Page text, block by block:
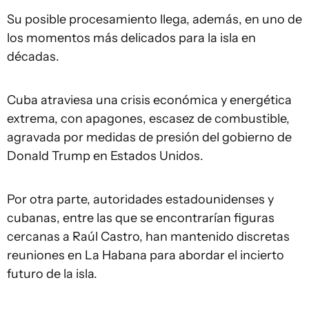
Su posible procesamiento llega, además, en uno de
los momentos más delicados para la isla en
décadas.
Cuba atraviesa una crisis económica y energética
extrema, con apagones, escasez de combustible,
agravada por medidas de presión del gobierno de
Donald Trump en Estados Unidos.
Por otra parte, autoridades estadounidenses y
cubanas, entre las que se encontrarían figuras
cercanas a Raúl Castro, han mantenido discretas
reuniones en La Habana para abordar el incierto
futuro de la isla.